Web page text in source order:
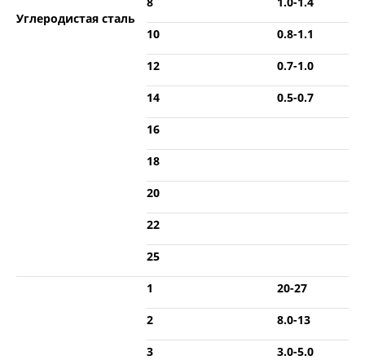
Углеродистая сталь
10 0.8-1.1
12 0.7-1.0
14 0.5-0.7
16
18
20
22
25
1 20-27
2 8.0-13
3 3.0-5.0